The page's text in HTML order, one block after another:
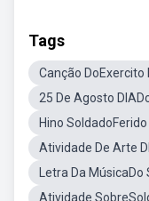
Tags
Canção DoExercito
25 De Agosto
Hino
Atividade De Arte
Letra Da
Atividade